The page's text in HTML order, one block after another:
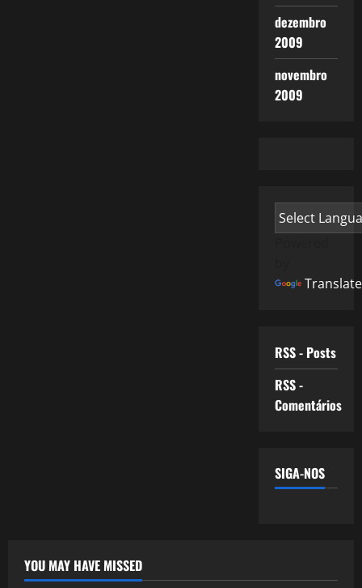
dezembro
2009
novembro
2009
Translate
RSS - Posts
RSS -
Comentários
SIGA-NOS
YOU MAY HAVE MISSED